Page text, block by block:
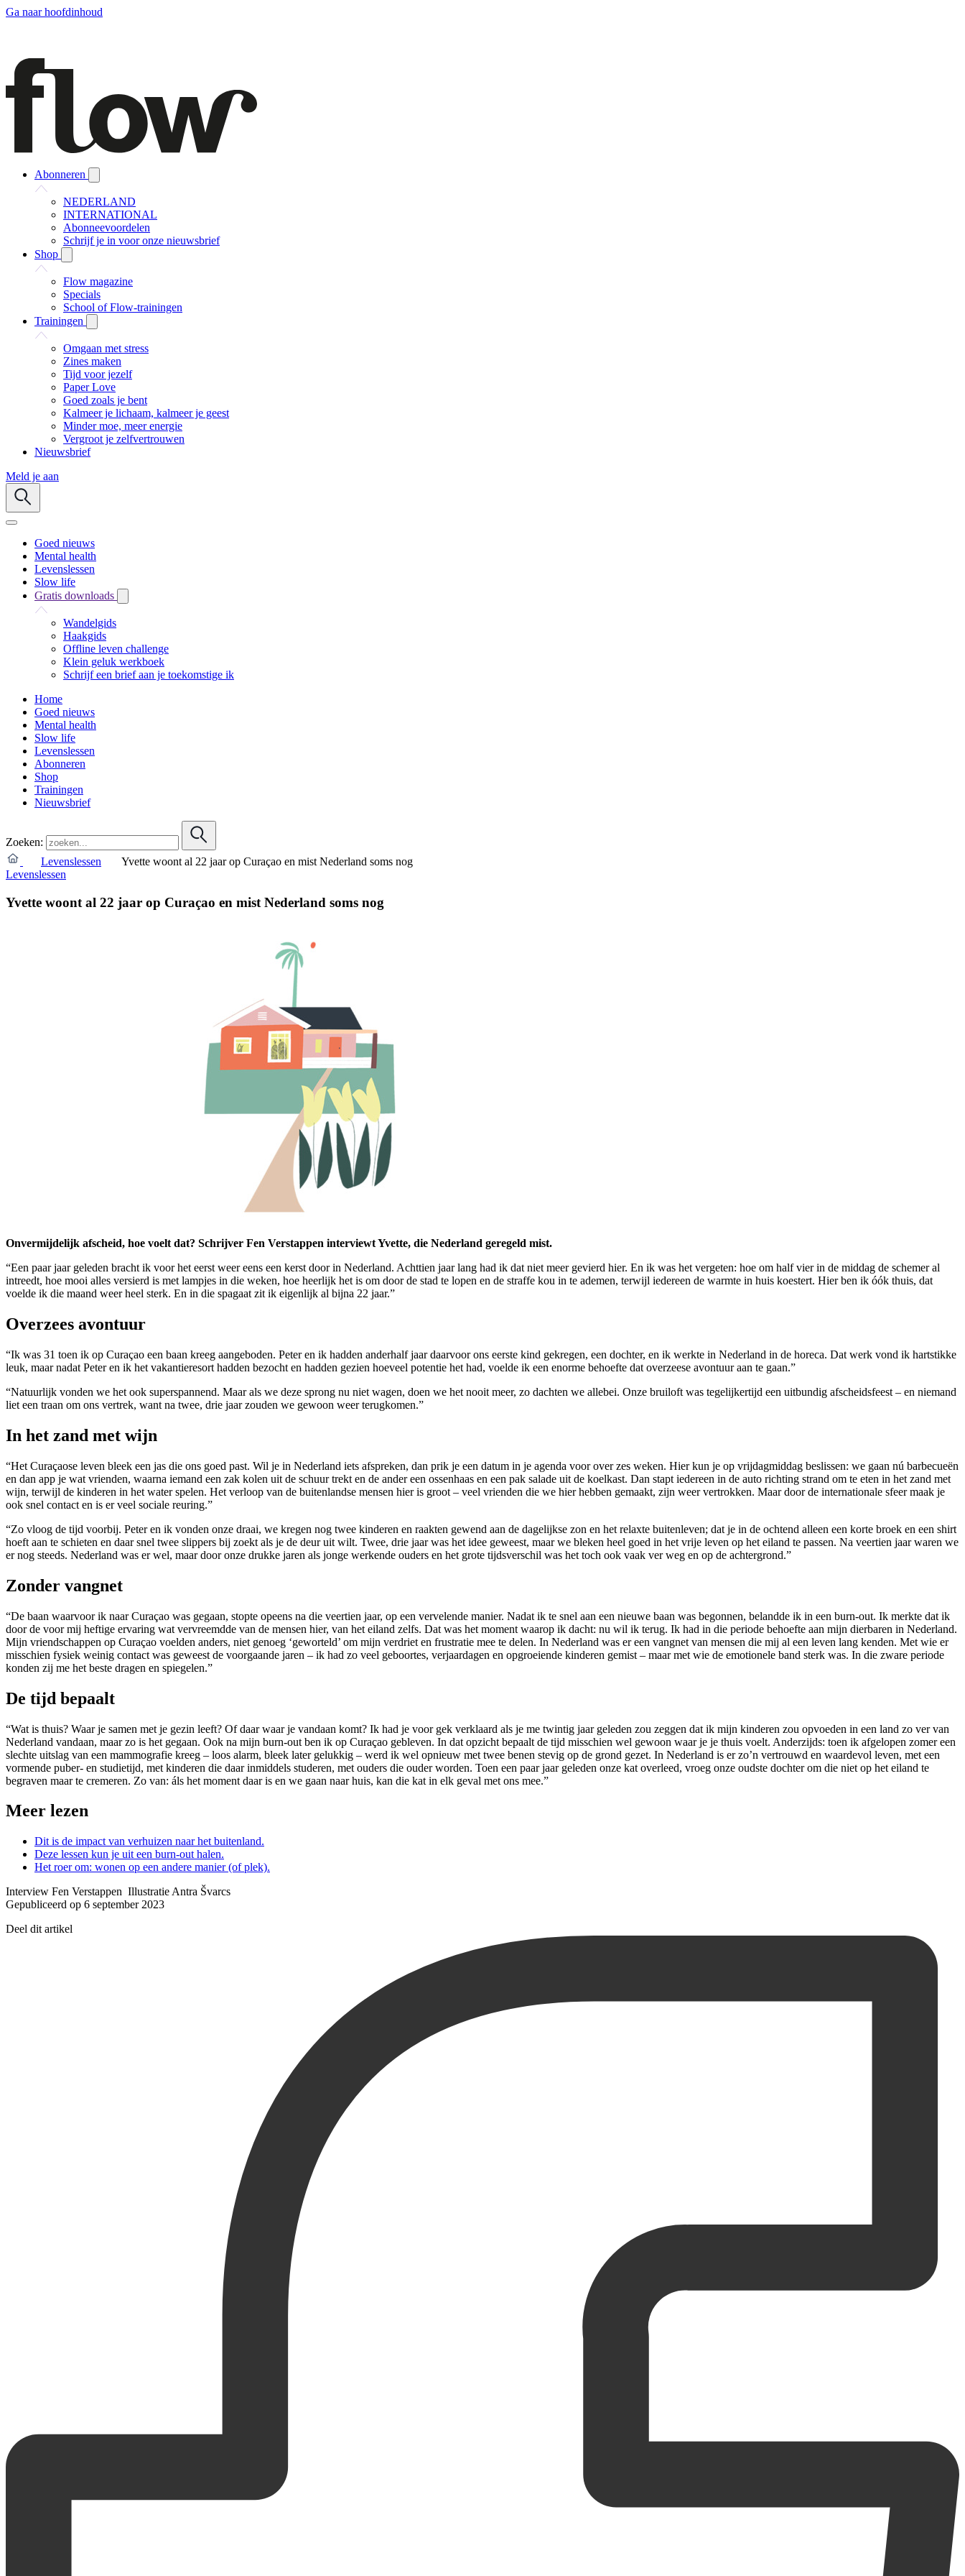
Ga naar hoofdinhoud
Abonneren
NEDERLAND
INTERNATIONAL
Abonneevoordelen
Schrijf je in voor onze nieuwsbrief
Shop
Flow magazine
Specials
School of Flow-trainingen
Trainingen
Omgaan met stress
Zines maken
Tijd voor jezelf
Paper Love
Goed zoals je bent
Kalmeer je lichaam, kalmeer je geest
Minder moe, meer energie
Vergroot je zelfvertrouwen
Nieuwsbrief
Meld je aan
Goed nieuws
Mental health
Levenslessen
Slow life
Gratis downloads
Wandelgids
Haakgids
Offline leven challenge
Klein geluk werkboek
Schrijf een brief aan je toekomstige ik
Home
Goed nieuws
Mental health
Slow life
Levenslessen
Abonneren
Shop
Trainingen
Nieuwsbrief
Zoeken:
Levenslessen
Yvette woont al 22 jaar op Curaçao en mist Nederland soms nog
Levenslessen
Yvette woont al 22 jaar op Curaçao en mist Nederland soms nog
Onvermijdelijk afscheid, hoe voelt dat? Schrijver Fen Verstappen interviewt Yvette, die Nederland geregeld mist.
“Een paar jaar geleden bracht ik voor het eerst weer eens een kerst door in Nederland. Achttien jaar lang had ik dat niet meer gevierd hier. En ik was het vergeten: hoe om half vier in de middag de schemer al
intreedt, hoe mooi alles versierd is met lampjes in die weken, hoe heerlijk het is om door de stad te lopen en de straffe kou in te ademen, terwijl iedereen de warmte in huis koestert. Hier ben ik óók thuis, dat
voelde ik die maand weer heel sterk. En in die spagaat zit ik eigenlijk al bijna 22 jaar.”
Overzees avontuur
“Ik was 31 toen ik op Curaçao een baan kreeg aangeboden. Peter en ik hadden anderhalf jaar daarvoor ons eerste kind gekregen, een dochter, en ik werkte in Nederland in de horeca. Dat werk vond ik hartstikke
leuk, maar nadat Peter en ik het vakantieresort hadden bezocht en hadden gezien hoeveel potentie het had, voelde ik een enorme behoefte dat overzeese avontuur aan te gaan.”
“Natuurlijk vonden we het ook superspannend. Maar als we deze sprong nu niet wagen, doen we het nooit meer, zo dachten we allebei. Onze bruiloft was tegelijkertijd een uitbundig afscheidsfeest – en niemand
liet een traan om ons vertrek, want na twee, drie jaar zouden we gewoon weer terugkomen.”
In het zand met wijn
“Het Curaçaose leven bleek een jas die ons goed past. Wil je in Nederland iets afspreken, dan prik je een datum in je agenda voor over zes weken. Hier kun je op vrijdagmiddag beslissen: we gaan nú barbecueën
en dan app je wat vrienden, waarna iemand een zak kolen uit de schuur trekt en de ander een ossenhaas en een pak salade uit de koelkast. Dan stapt iedereen in de auto richting strand om te eten in het zand met
wijn, terwijl de kinderen in het water spelen. Het verloop van de buitenlandse mensen hier is groot – veel vrienden die we hier hebben gemaakt, zijn weer vertrokken. Maar door de internationale sfeer maak je
ook snel contact en is er veel sociale reuring.”
“Zo vloog de tijd voorbij. Peter en ik vonden onze draai, we kregen nog twee kinderen en raakten gewend aan de dagelijkse zon en het relaxte buiten­leven; dat je in de ochtend alleen een korte broek en een shirt
hoeft aan te schieten en daar snel twee slippers bij zoekt als je de deur uit wilt. Twee, drie jaar was het idee geweest, maar we bleken heel goed in het vrije leven op het eiland te passen. Na veertien jaar waren we
er nog steeds. Nederland was er wel, maar door onze drukke jaren als jonge werkende ouders en het grote tijdsverschil was het toch ook vaak ver weg en op de achtergrond.”
Zonder vangnet
“De baan waarvoor ik naar Curaçao was gegaan, stopte opeens na die veertien jaar, op een vervelende manier. Nadat ik te snel aan een nieuwe baan was begonnen, belandde ik in een burn-out. Ik merkte dat ik
door de voor mij heftige ervaring wat vervreemdde van de mensen hier, van het eiland zelfs. Dat was het moment waarop ik dacht: nu wil ik terug. Ik had in die periode behoefte aan mijn dierbaren in Nederland.
Mijn vriendschappen op Curaçao voelden anders, niet genoeg ‘geworteld’ om mijn verdriet en frustratie mee te delen. In Nederland was er een vangnet van mensen die mij al een leven lang kenden. Met wie er
misschien fysiek weinig contact was geweest de voorgaande jaren – ik had zo veel geboortes, verjaardagen en opgroeiende kinderen gemist – maar met wie de emotionele band sterk was. In die zware periode
konden zij me het beste dragen en spiegelen.”
De tijd bepaalt
“Wat is thuis? Waar je samen met je gezin leeft? Of daar waar je vandaan komt? Ik had je voor gek verklaard als je me twintig jaar geleden zou zeggen dat ik mijn kinderen zou opvoeden in een land zo ver van
Nederland vandaan, maar zo is het gegaan. Ook na mijn burn-out ben ik op Curaçao gebleven. In dat opzicht bepaalt de tijd misschien wel gewoon waar je je thuis voelt. Anderzijds: toen ik afgelopen zomer een
slechte uitslag van een mammografie kreeg – loos alarm, bleek later gelukkig – werd ik wel opnieuw met twee benen stevig op de grond gezet. In Nederland is er zo’n vertrouwd en waardevol leven, met een
vormende puber- en studietijd, met kinderen die daar inmiddels studeren, met ouders die ouder worden. Toen een paar jaar geleden onze kat overleed, vroeg onze oudste dochter om die niet op het eiland te
begraven maar te cremeren. Zo van: áls het moment daar is en we gaan naar huis, kan die kat in elk geval met ons mee.”
Meer lezen
Dit is de impact van verhuizen naar het buitenland.
Deze lessen kun je uit een burn-out halen.
Het roer om: wonen op een andere manier (of plek).
Interview Fen Verstappen Illustratie Antra Švarcs
Gepubliceerd op 6 september 2023
Deel dit artikel